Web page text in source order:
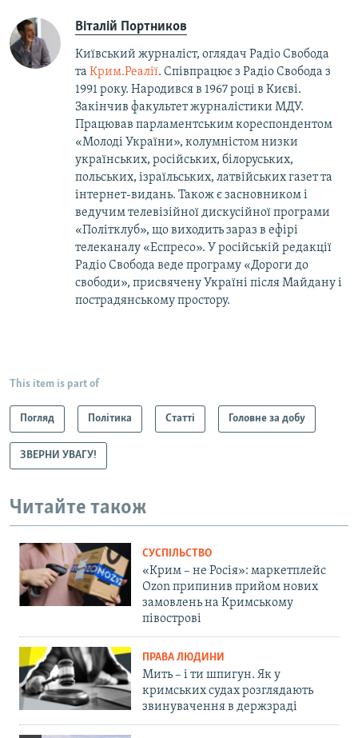
Віталій Портников
Київський журналіст, оглядач Радіо Свобода
та Крим.Реалії. Співпрацює з Радіо Свобода з
1991 року. Народився в 1967 році в Києві.
Закінчив факультет журналістики МДУ.
Працював парламентським кореспондентом
«Молоді України», колумністом низки
українських, російських, білоруських,
польських, ізраїльських, латвійських газет та
інтернет-видань. Також є засновником і
ведучим телевізійної дискусійної програми
«Політклуб», що виходить зараз в ефірі
телеканалу «Еспресо». У російській редакції
Радіо Свобода веде програму «Дороги до
свободи», присвячену Україні після Майдану і
пострадянському простору.
This item is part of
Погляд Політика Статті Головне за добу
ЗВЕРНИ УВАГУ!
Читайте також
СУСПІЛЬСТВО
«Крим – не Росія»: маркетплейс
Ozon припинив прийом нових
замовлень на Кримському
півострові
ПРАВА ЛЮДИНИ
Мить – і ти шпигун. Як у
кримських судах розглядають
звинувачення в держзраді